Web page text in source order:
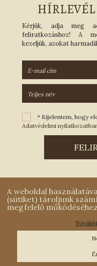
A weboldal
(sütiket) tároljunk
megfelelő
Kérjük, adja meg
feliratkozáshoz! A
kezeljük, azokat
* Kijelentem, hogy
Adatvédelmi
Kapcsolatfelvétel |
MCOnet 2001-2026. - Minden